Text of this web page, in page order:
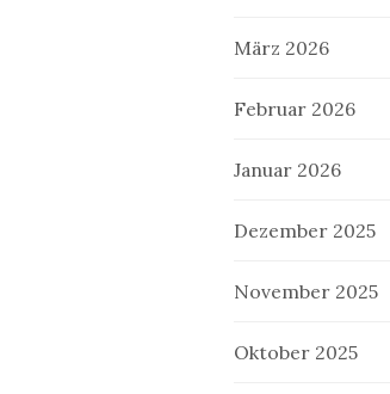
März 2026
Februar 2026
Januar 2026
Dezember 2025
November 2025
Oktober 2025